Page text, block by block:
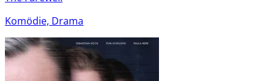
Komödie, Drama